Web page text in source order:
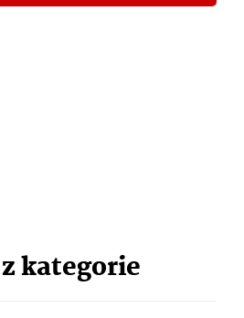
kategorie